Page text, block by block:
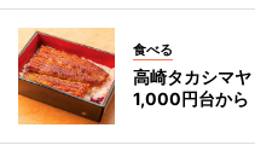
食べる
高崎タカシマ
1,000円台から